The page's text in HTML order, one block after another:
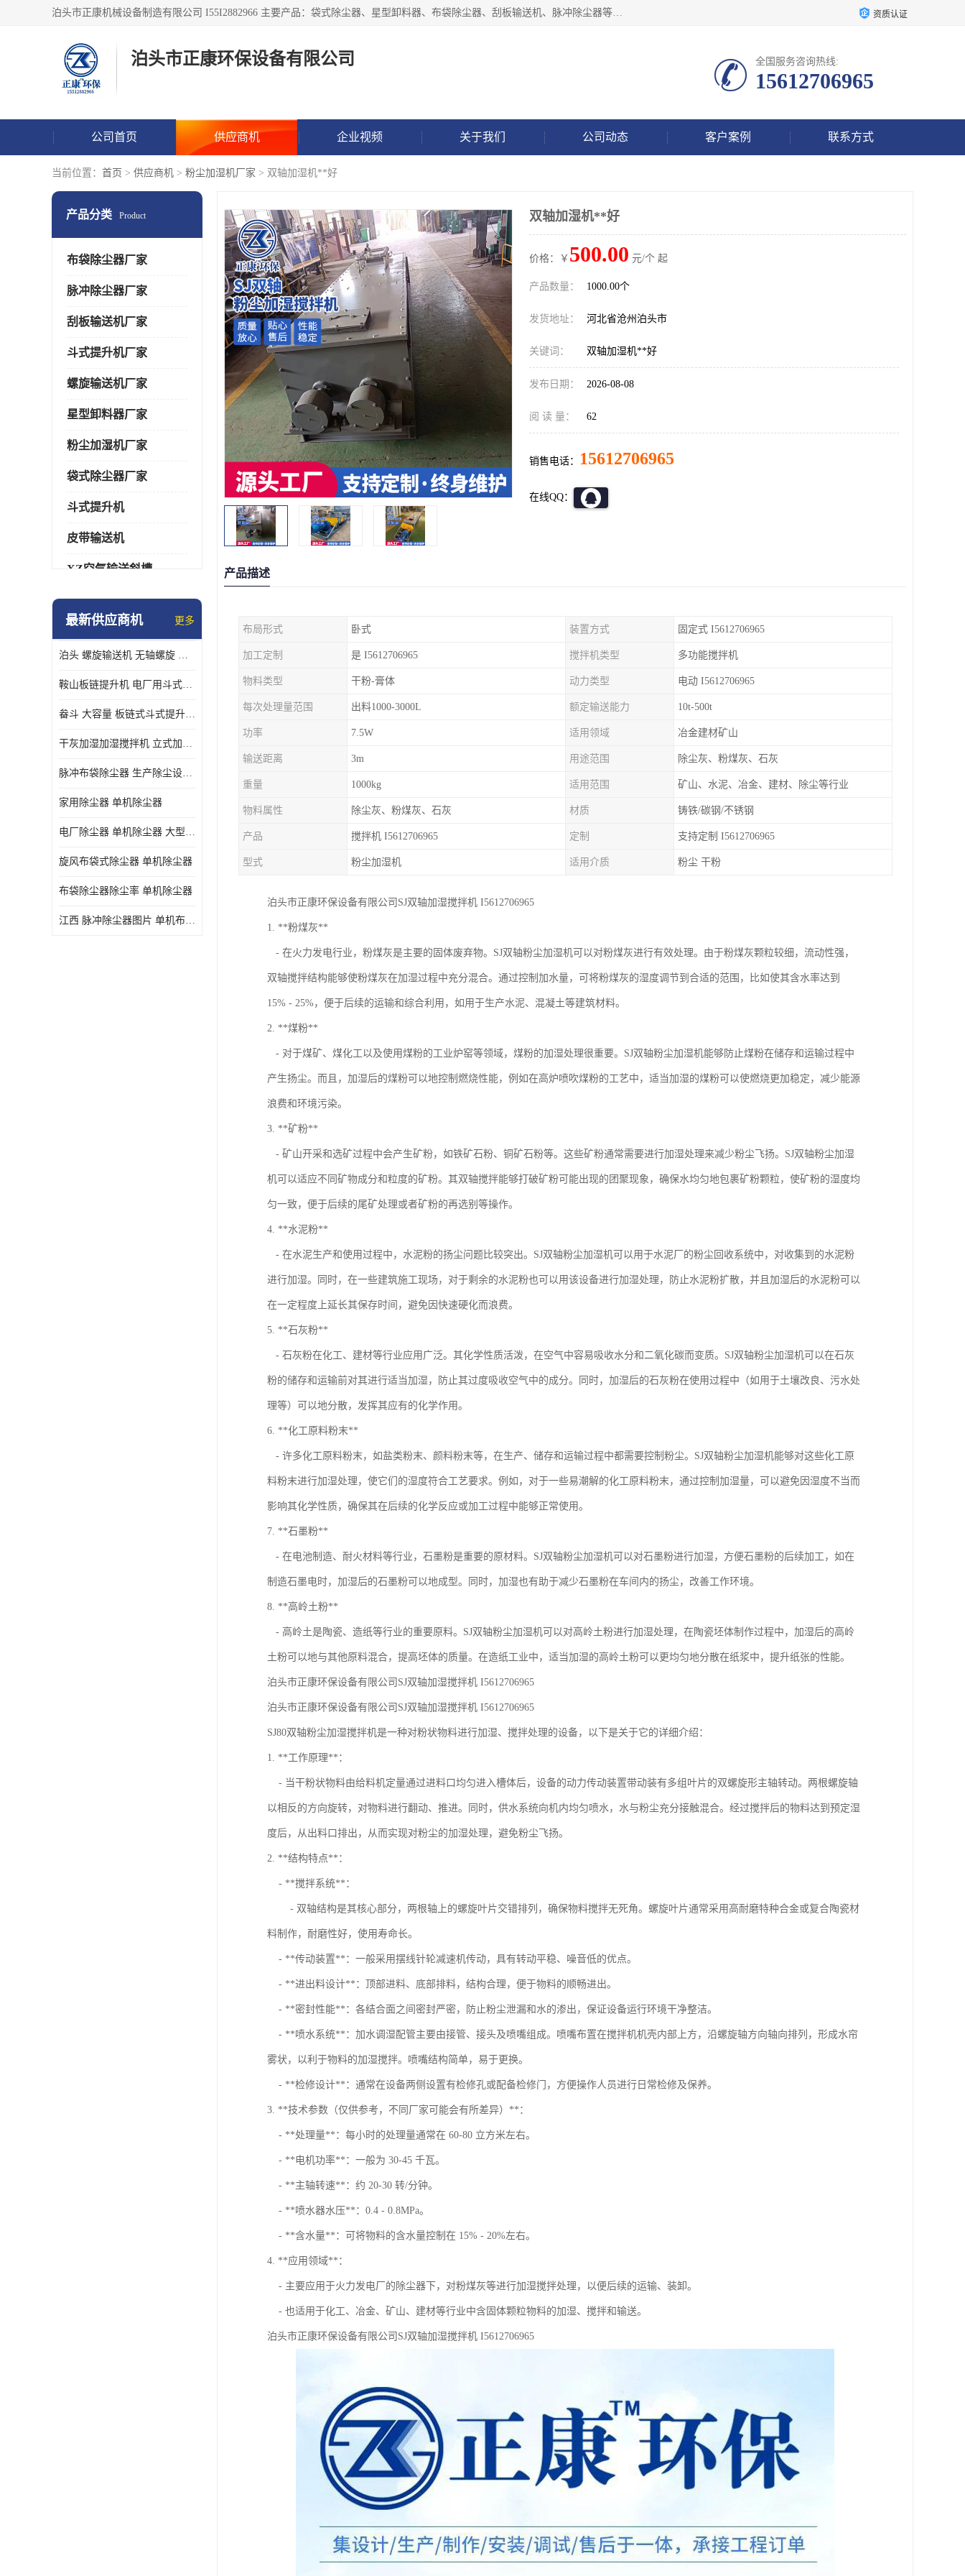
泊头市正康机械设备制造有限公司 I55I2882966 主要产品：袋式除尘器、星型卸料器、布袋除尘器、刮板输送机、脉冲除尘器等产品厂家。公司拥有研发人才和技术专员，有丰厚的物质资源和人力资源，公司结合客户现场使用要求采用计算机辅助制图，并根据客户的需求为之选型，提供有限的设计方案，以满足客户的使用需求。I56I27O6965 资质认证
泊头市正康环保设备有限公司 全国服务咨询热线:
15612706965
公司首页 供应商机 企业视频 关于我们 公司动态 客户案例 联系方式
当前位置： 首页 > 供应商机 > 粉尘加湿机厂家 > 双轴加湿机**好
产品分类 Product
布袋除尘器厂家
脉冲除尘器厂家
刮板输送机厂家
斗式提升机厂家
螺旋输送机厂家
星型卸料器厂家
粉尘加湿机厂家
袋式除尘器厂家
斗式提升机
皮带输送机
XZ空气输送斜槽
通风蝶阀/百叶阀
气旋混动喷淋塔
N-TGD钢丝胶带斗式提升机
最新供应商机 更多
泊头 螺旋输送机 无轴螺旋 污泥螺旋输送机 规格齐全
鞍山板链提升机 电厂用斗式提升机 规格齐全
畚斗 大容量 板链式斗式提升机 正康斗提机厂家
干灰加湿加湿搅拌机 立式加湿机消化机 双轴
脉冲布袋除尘器 生产除尘设备厂家
家用除尘器 单机除尘器
电厂除尘器 单机除尘器 大型除尘器制作厂家
旋风布袋式除尘器 单机除尘器
布袋除尘器除尘率 单机除尘器
江西 脉冲除尘器图片 单机布袋除尘器 规格齐全
双轴加湿机**好
价格：￥ 500.00 元/个 起
产品数量： 1000.00个
发货地址： 河北省沧州泊头市
关键词： 双轴加湿机**好
发布日期： 2026-08-08
阅 读 量： 62
销售电话： 15612706965
在线QQ：
产品描述
布局形式 卧式 装置方式 固定式 I5612706965
加工定制 是 I5612706965 搅拌机类型 多功能搅拌机
物料类型 干粉-膏体 动力类型 电动 I5612706965
每次处理量范围 出料1000-3000L 额定输送能力 10t-500t
功率 7.5W 适用领域 冶金建材矿山
输送距离 3m 用途范围 除尘灰、粉煤灰、石灰
重量 1000kg 适用范围 矿山、水泥、冶金、建材、除尘等行业
物料属性 除尘灰、粉煤灰、石灰 材质 铸铁/碳钢/不锈钢
产品 搅拌机 I5612706965 定制 支持定制 I5612706965
型式 粉尘加湿机 适用介质 粉尘 干粉
泊头市正康环保设备有限公司SJ双轴加湿搅拌机 I5612706965
1. **粉煤灰**
- 在火力发电行业，粉煤灰是主要的固体废弃物。SJ双轴粉尘加湿机可以对粉煤灰进行有效处理。由于粉煤灰颗粒较细，流动性强，
双轴搅拌结构能够使粉煤灰在加湿过程中充分混合。通过控制加水量，可将粉煤灰的湿度调节到合适的范围，比如使其含水率达到
15% - 25%，便于后续的运输和综合利用，如用于生产水泥、混凝土等建筑材料。
2. **煤粉**
- 对于煤矿、煤化工以及使用煤粉的工业炉窑等领域，煤粉的加湿处理很重要。SJ双轴粉尘加湿机能够防止煤粉在储存和运输过程中
产生扬尘。而且，加湿后的煤粉可以地控制燃烧性能，例如在高炉喷吹煤粉的工艺中，适当加湿的煤粉可以使燃烧更加稳定，减少能源
浪费和环境污染。
3. **矿粉**
- 矿山开采和选矿过程中会产生矿粉，如铁矿石粉、铜矿石粉等。这些矿粉通常需要进行加湿处理来减少粉尘飞扬。SJ双轴粉尘加湿
机可以适应不同矿物成分和粒度的矿粉。其双轴搅拌能够打破矿粉可能出现的团聚现象，确保水均匀地包裹矿粉颗粒，使矿粉的湿度均
匀一致，便于后续的尾矿处理或者矿粉的再选别等操作。
4. **水泥粉**
- 在水泥生产和使用过程中，水泥粉的扬尘问题比较突出。SJ双轴粉尘加湿机可以用于水泥厂的粉尘回收系统中，对收集到的水泥粉
进行加湿。同时，在一些建筑施工现场，对于剩余的水泥粉也可以用该设备进行加湿处理，防止水泥粉扩散，并且加湿后的水泥粉可以
在一定程度上延长其保存时间，避免因快速硬化而浪费。
5. **石灰粉**
- 石灰粉在化工、建材等行业应用广泛。其化学性质活泼，在空气中容易吸收水分和二氧化碳而变质。SJ双轴粉尘加湿机可以在石灰
粉的储存和运输前对其进行适当加湿，防止其过度吸收空气中的成分。同时，加湿后的石灰粉在使用过程中（如用于土壤改良、污水处
理等）可以地分散，发挥其应有的化学作用。
6. **化工原料粉末**
- 许多化工原料粉末，如盐类粉末、颜料粉末等，在生产、储存和运输过程中都需要控制粉尘。SJ双轴粉尘加湿机能够对这些化工原
料粉末进行加湿处理，使它们的湿度符合工艺要求。例如，对于一些易潮解的化工原料粉末，通过控制加湿量，可以避免因湿度不当而
影响其化学性质，确保其在后续的化学反应或加工过程中能够正常使用。
7. **石墨粉**
- 在电池制造、耐火材料等行业，石墨粉是重要的原材料。SJ双轴粉尘加湿机可以对石墨粉进行加湿，方便石墨粉的后续加工，如在
制造石墨电时，加湿后的石墨粉可以地成型。同时，加湿也有助于减少石墨粉在车间内的扬尘，改善工作环境。
8. **高岭土粉**
- 高岭土是陶瓷、造纸等行业的重要原料。SJ双轴粉尘加湿机可以对高岭土粉进行加湿处理，在陶瓷坯体制作过程中，加湿后的高岭
土粉可以地与其他原料混合，提高坯体的质量。在造纸工业中，适当加湿的高岭土粉可以更均匀地分散在纸浆中，提升纸张的性能。
泊头市正康环保设备有限公司SJ双轴加湿搅拌机 I5612706965
泊头市正康环保设备有限公司SJ双轴加湿搅拌机 I5612706965
SJ80双轴粉尘加湿搅拌机是一种对粉状物料进行加湿、搅拌处理的设备，以下是关于它的详细介绍：
1. **工作原理**：
- 当干粉状物料由给料机定量通过进料口均匀进入槽体后，设备的动力传动装置带动装有多组叶片的双螺旋形主轴转动。两根螺旋轴
以相反的方向旋转，对物料进行翻动、推进。同时，供水系统向机内均匀喷水，水与粉尘充分接触混合。经过搅拌后的物料达到预定湿
度后，从出料口排出，从而实现对粉尘的加湿处理，避免粉尘飞扬。
2. **结构特点**：
- **搅拌系统**：
- 双轴结构是其核心部分，两根轴上的螺旋叶片交错排列，确保物料搅拌无死角。螺旋叶片通常采用高耐磨特种合金或复合陶瓷材
料制作，耐磨性好，使用寿命长。
- **传动装置**：一般采用摆线针轮减速机传动，具有转动平稳、噪音低的优点。
- **进出料设计**：顶部进料、底部排料，结构合理，便于物料的顺畅进出。
- **密封性能**：各结合面之间密封严密，防止粉尘泄漏和水的渗出，保证设备运行环境干净整洁。
- **喷水系统**：加水调湿配管主要由接管、接头及喷嘴组成。喷嘴布置在搅拌机机壳内部上方，沿螺旋轴方向轴向排列，形成水帘
雾状，以利于物料的加湿搅拌。喷嘴结构简单，易于更换。
- **检修设计**：通常在设备两侧设置有检修孔或配备检修门，方便操作人员进行日常检修及保养。
3. **技术参数（仅供参考，不同厂家可能会有所差异）**：
- **处理量**：每小时的处理量通常在 60-80 立方米左右。
- **电机功率**：一般为 30-45 千瓦。
- **主轴转速**：约 20-30 转/分钟。
- **喷水器水压**：0.4 - 0.8MPa。
- **含水量**：可将物料的含水量控制在 15% - 20%左右。
4. **应用领域**：
- 主要应用于火力发电厂的除尘器下，对粉煤灰等进行加湿搅拌处理，以便后续的运输、装卸。
- 也适用于化工、冶金、矿山、建材等行业中含固体颗粒物料的加湿、搅拌和输送。
泊头市正康环保设备有限公司SJ双轴加湿搅拌机 I5612706965